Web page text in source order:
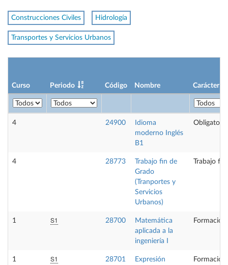
Construcciones Civiles Hidrología
Transportes y Servicios Urbanos
Curso Periodo Código Nombre Carácter
4 24900
Idioma
moderno Inglés
B1
Obligatoria
4 28773
Trabajo fin de
Grado
(Tranportes y
Servicios
Urbanos)
Trabajo fin
1 S1 28700
Matemática
aplicada a la
ingeniería I
Formación
1 S1 28701
Expresión
Formación